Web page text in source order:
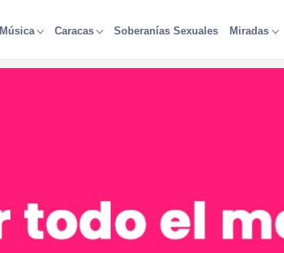
Música Caracas Soberanías Sexuales Miradas